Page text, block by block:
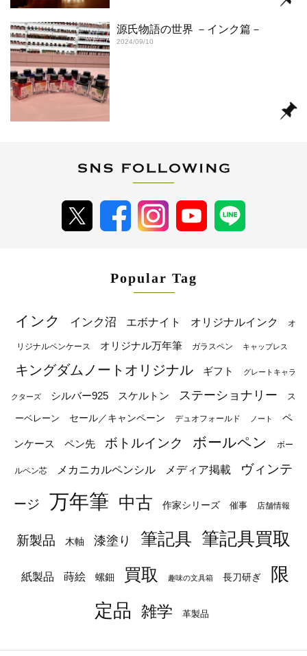
源氏物語の世界 －インク篇－
2024/09/10
Popular Tag
インク インク沼 エボナイト オリジナルインク オ
リジナルペンケース オリジナル万年筆 ガラスペン キャップレス
キングダムノートオリジナル ギフト グレートキャラ
クターズ シルバー925 スケルトン ステーショナリー ス
ーベレーン セール／キャンペーン デュオフォールド ノート ペ
ンケース ペン先 ボトルインク ボールペン ボー
ルペン芯 メカニカルペンシル メディア掲載 ヴィンテ
ージ 万年筆 中古 作家シリーズ 催事 店舗情報
新製品 木軸 漆塗り 筆記具 筆記具買取
紙製品 蒔絵 螺鈿 買取 趣味の文具箱 長刀研ぎ
限
定品
雑学 革製品